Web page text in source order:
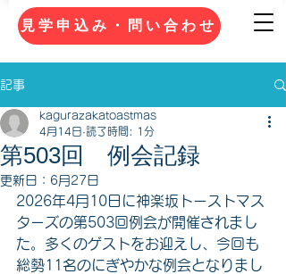
見学申込み・問い合わせ
記事
第503回 例会記録
kagurazakatoastmas
4月14日 読了時間: 1分
更新日： 6月27日
2026年4月10日に神楽坂トーストマス
ターズの第503回例会が開催されまし
た。多くのゲストをお迎えし、今回も
総勢11名のにぎやかな例会となりまし